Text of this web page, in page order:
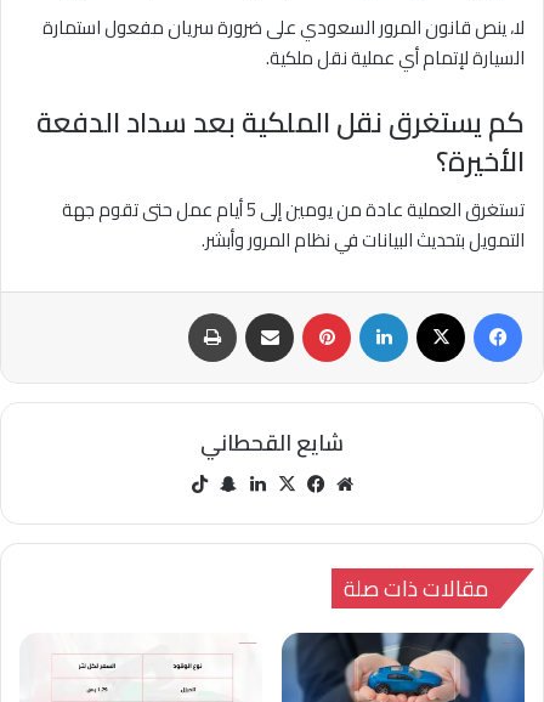
لا، ينص قانون المرور السعودي على ضرورة سريان مفعول استمارة
السيارة لإتمام أي عملية نقل ملكية.
كم يستغرق نقل الملكية بعد سداد الدفعة
الأخيرة؟
تستغرق العملية عادة من يومين إلى 5 أيام عمل حتى تقوم جهة
التمويل بتحديث البيانات في نظام المرور وأبشر.
فيسبوك ‫X لينكدإن بينتيريست مشاركة عبر البريد طباعة
شايع القحطاني
مو
الوي
في
وك
‫X لينك سنا
تشا
مقالات ذات صلة